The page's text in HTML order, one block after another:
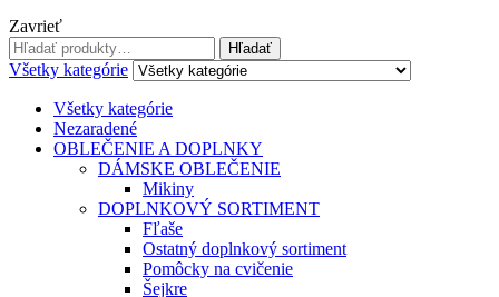
Zavrieť
Hľadať:
Hľadať
Všetky kategórie
Všetky kategórie
Nezaradené
OBLEČENIE A DOPLNKY
DÁMSKE OBLEČENIE
Mikiny
DOPLNKOVÝ SORTIMENT
Fľaše
Ostatný doplnkový sortiment
Pomôcky na cvičenie
Šejkre